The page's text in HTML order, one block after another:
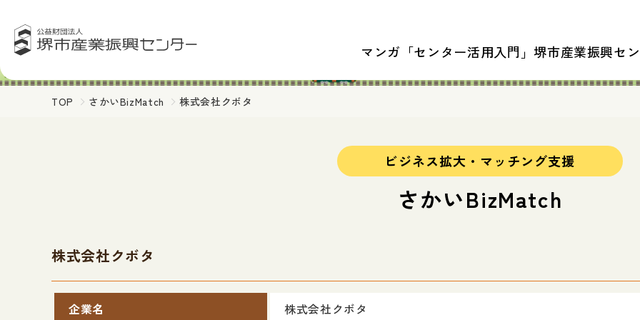
マンガ「センター活用入門」 堺市産業振興セ
TOP さかいBizMatch 株式会社クボタ
ビジネス拡大・マッチング支援
さかいBizMatch
株式会社クボタ
企業名 株式会社クボタ